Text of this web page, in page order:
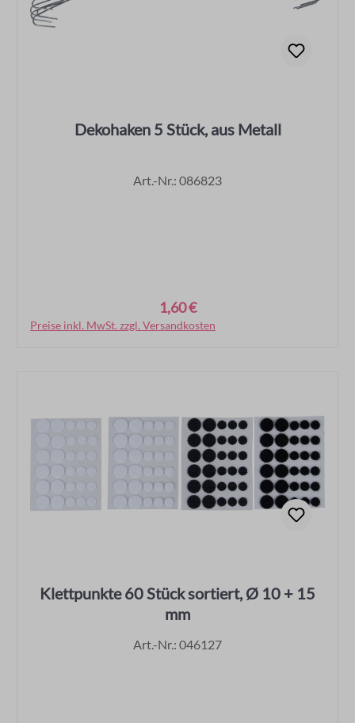
Dekohaken 5 Stück, aus Metall
Art.-Nr.: 086823
1,60 €
Preise inkl. MwSt. zzgl. Versandkosten
In den Warenkorb
Klettpunkte 60 Stück sortiert, Ø 10 + 15
mm
Art.-Nr.: 046127